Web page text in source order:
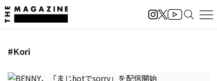
#Kori